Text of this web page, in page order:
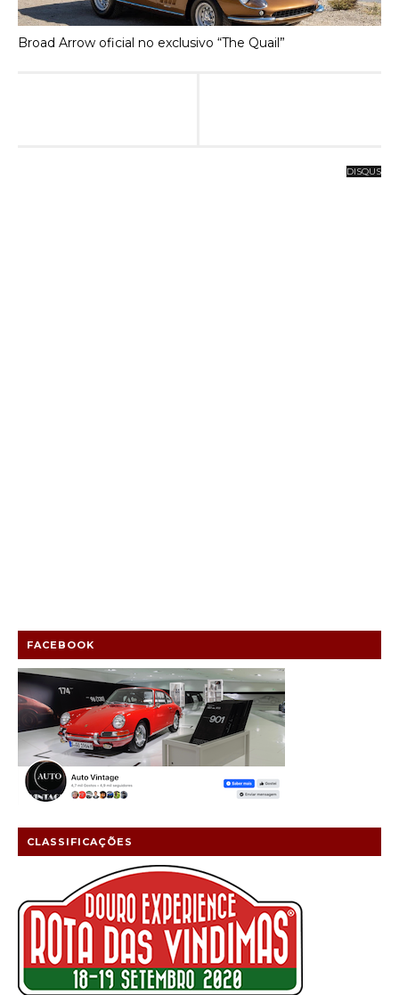
Broad Arrow oficial no exclusivo “The Quail”
DISQUS
FACEBOOK
CLASSIFICAÇÕES